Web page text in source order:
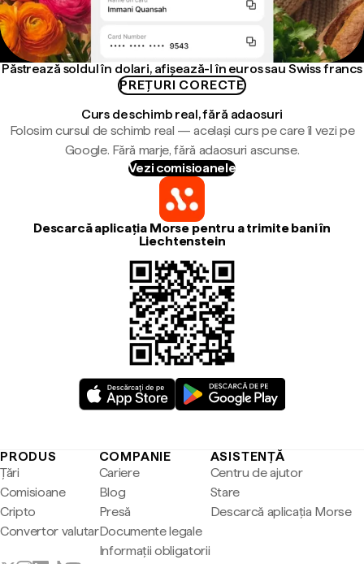
Păstrează soldul în dolari, afișează-l în euros sau Swiss francs
PREȚURI CORECTE
Curs de schimb real, fără adaosuri
Folosim cursul de schimb real — același curs pe care îl vezi pe
Google. Fără marje, fără adaosuri ascunse.
Vezi comisioanele
Descarcă aplicația Morse pentru a trimite bani în
Liechtenstein
PRODUS
Țări
Comisioane
Cripto
Convertor valutar
COMPANIE
Cariere
Blog
Presă
Documente legale
Informații obligatorii
ASISTENȚĂ
Centru de ajutor
Stare
Descarcă aplicația Morse